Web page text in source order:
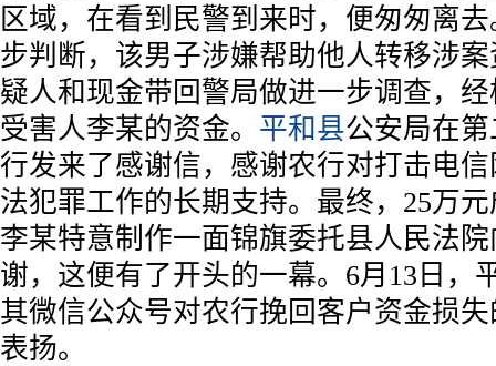
区域，在看到民警到来时，便匆匆离
步判断，该男子涉嫌帮助他人转移涉
疑人和现金带回警局做进一步调查，
受害人李某的资金。 平和县公安局在
行发来了感谢信，感谢农行对打击电
法犯罪工作的长期支持。最终，25万
李某特意制作一面锦旗委托县人民法
谢，这便有了开头的一幕。6月13日，
其微信公众号对农行挽回客户资金损
表扬。